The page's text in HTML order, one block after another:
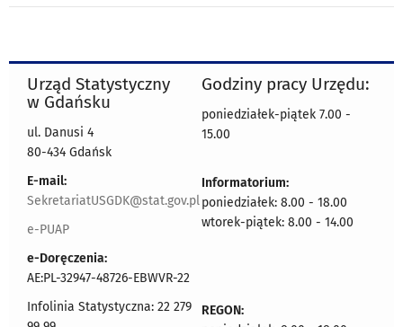
Urząd Statystyczny
w Gdańsku
ul. Danusi 4
80-434 Gdańsk
E-mail:
SekretariatUSGDK@stat.gov.pl
e-PUAP
e-Doręczenia:
AE:PL-32947-48726-EBWVR-22
Infolinia Statystyczna: 22 279
Godziny pracy Urzędu:
poniedziałek-piątek 7.00 -
15.00
Informatorium:
poniedziałek: 8.00 - 18.00
wtorek-piątek: 8.00 - 14.00
REGON: